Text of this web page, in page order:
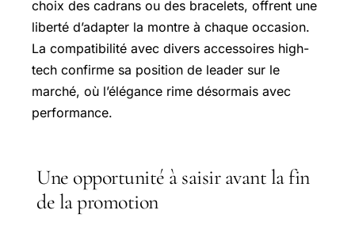
choix des cadrans ou des bracelets, offrent une
liberté d’adapter la montre à chaque occasion.
La compatibilité avec divers accessoires high-
tech confirme sa position de leader sur le
marché, où l’élégance rime désormais avec
performance.
Une opportunité à saisir avant la fin
de la promotion